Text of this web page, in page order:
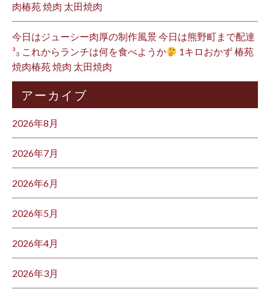
肉椿苑 焼肉 太田焼肉
今日はジューシー肉厚の制作風景 今日は熊野町まで配達
³₃ これからランチは何を食べようか
1キロおかず 椿苑
焼肉椿苑 焼肉 太田焼肉
アーカイブ
2026年8月
2026年7月
2026年6月
2026年5月
2026年4月
2026年3月